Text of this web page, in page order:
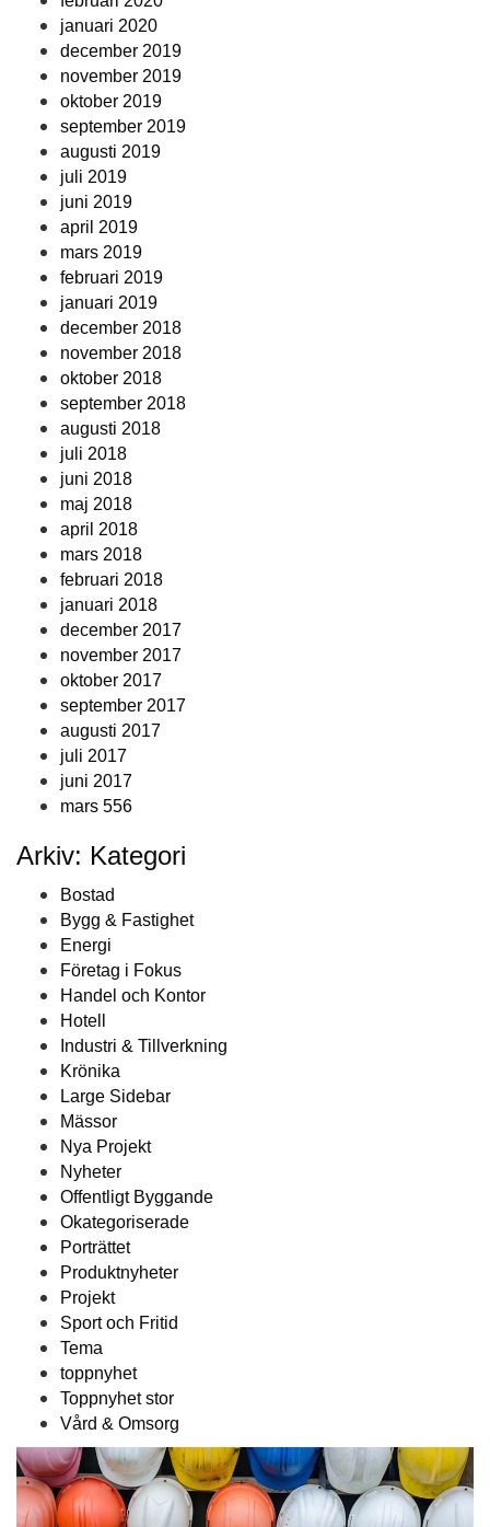
januari 2020
december 2019
november 2019
oktober 2019
september 2019
augusti 2019
juli 2019
juni 2019
april 2019
mars 2019
februari 2019
januari 2019
december 2018
november 2018
oktober 2018
september 2018
augusti 2018
juli 2018
juni 2018
maj 2018
april 2018
mars 2018
februari 2018
januari 2018
december 2017
november 2017
oktober 2017
september 2017
augusti 2017
juli 2017
juni 2017
mars 556
Arkiv: Kategori
Bostad
Bygg & Fastighet
Energi
Företag i Fokus
Handel och Kontor
Hotell
Industri & Tillverkning
Krönika
Large Sidebar
Mässor
Nya Projekt
Nyheter
Offentligt Byggande
Okategoriserade
Porträttet
Produktnyheter
Projekt
Sport och Fritid
Tema
toppnyhet
Toppnyhet stor
Vård & Omsorg